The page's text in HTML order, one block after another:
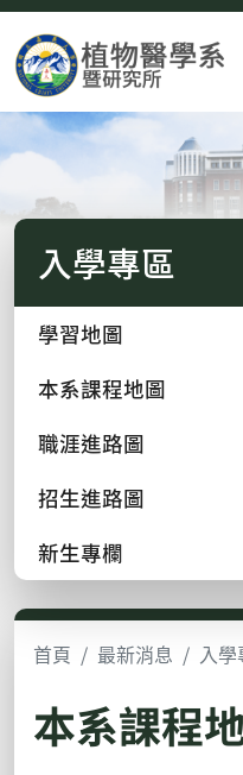
入學專區
學習地圖
本系課程地圖
職涯進路圖
招生進路圖
新生專欄
首頁 最新消息 入
本系課程